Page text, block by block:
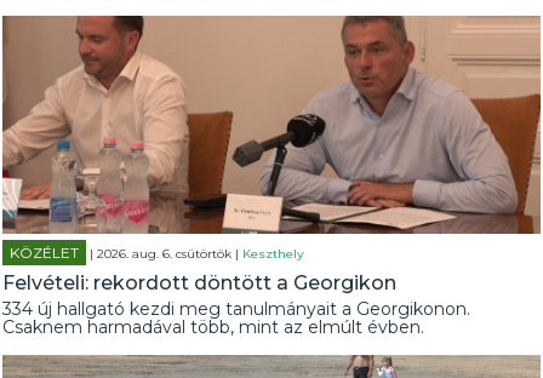
KÖZÉLET | 2026. aug. 6. csütörtök | Keszthely
Felvételi: rekordott döntött a Georgikon
334 új hallgató kezdi meg tanulmányait a Georgikonon.
Csaknem harmadával több, mint az elmúlt évben.